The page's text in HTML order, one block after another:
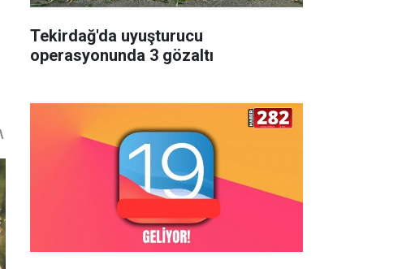
Tekirdağ'da uyuşturucu
operasyonunda 3 gözaltı